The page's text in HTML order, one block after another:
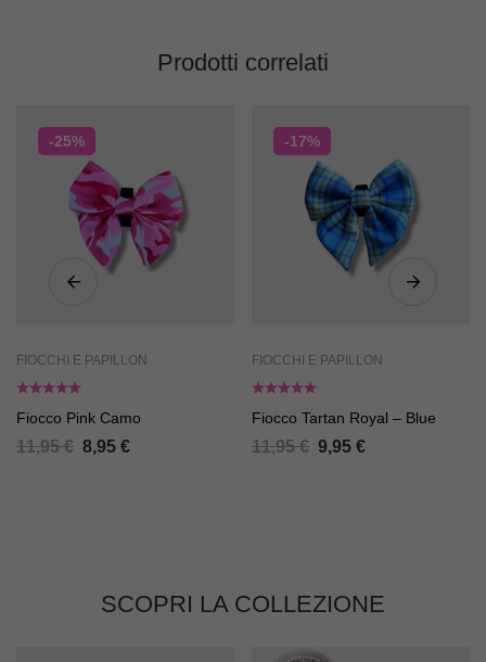
Prodotti correlati
-25%
FIOCCHI E PAPILLON
Fiocco Pink Camo
11,95€ 8,95 €
-17%
FIOCCHI E PAPILLON
Fiocco Tartan Royal – Blue
11,95€ 9,95 €
SCOPRI LA COLLEZIONE